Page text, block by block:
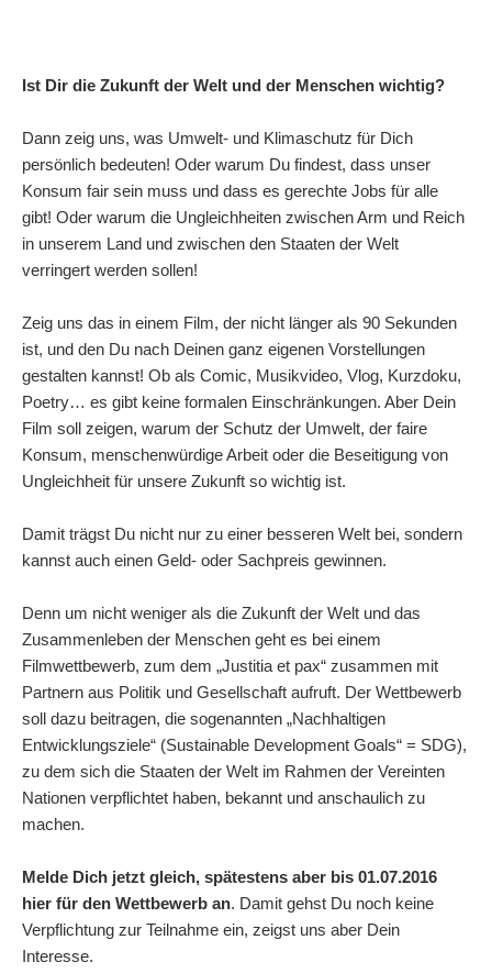
Ist Dir die Zukunft der Welt und der Menschen wichtig?
Dann zeig uns, was Umwelt- und Klimaschutz für Dich
persönlich bedeuten! Oder warum Du findest, dass unser
Konsum fair sein muss und dass es gerechte Jobs für alle
gibt! Oder warum die Ungleichheiten zwischen Arm und Reich
in unserem Land und zwischen den Staaten der Welt
verringert werden sollen!
Zeig uns das in einem Film, der nicht länger als 90 Sekunden
ist, und den Du nach Deinen ganz eigenen Vorstellungen
gestalten kannst! Ob als Comic, Musikvideo, Vlog, Kurzdoku,
Poetry… es gibt keine formalen Einschränkungen. Aber Dein
Film soll zeigen, warum der Schutz der Umwelt, der faire
Konsum, menschenwürdige Arbeit oder die Beseitigung von
Ungleichheit für unsere Zukunft so wichtig ist.
Damit trägst Du nicht nur zu einer besseren Welt bei, sondern
kannst auch einen Geld- oder Sachpreis gewinnen.
Denn um nicht weniger als die Zukunft der Welt und das
Zusammenleben der Menschen geht es bei einem
Filmwettbewerb, zum dem „Justitia et pax“ zusammen mit
Partnern aus Politik und Gesellschaft aufruft. Der Wettbewerb
soll dazu beitragen, die sogenannten „Nachhaltigen
Entwicklungsziele“ (Sustainable Development Goals“ = SDG),
zu dem sich die Staaten der Welt im Rahmen der Vereinten
Nationen verpflichtet haben, bekannt und anschaulich zu
machen.
Melde Dich jetzt gleich, spätestens aber bis 01.07.2016
hier für den Wettbewerb an. Damit gehst Du noch keine
Verpflichtung zur Teilnahme ein, zeigst uns aber Dein
Interesse.